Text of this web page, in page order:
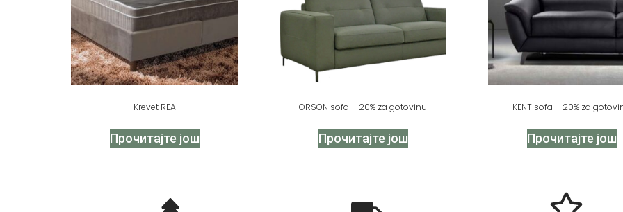
Krevet REA
Прочитајте још
ORSON sofa – 20% za gotovinu
Прочитајте још
KENT sofa – 20% za
Прочитајте још